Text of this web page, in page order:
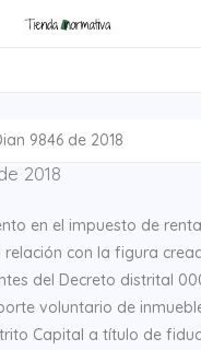
9846 de 2018
2018
en el impuesto de
con la figura
del Decreto distrital
voluntario de
Capital a título de